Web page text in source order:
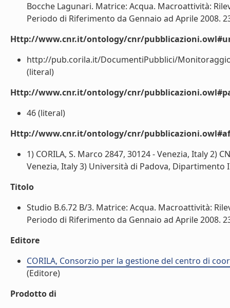
Bocche Lagunari. Matrice: Acqua. Macroattività:
Periodo di Riferimento da Gennaio ad Aprile 2008.
Http://www.cnr.it/ontology/cnr/
http://pub.corila.it/DocumentiPubblici/
(literal)
Http://www.cnr.it/ontology/cnr/
46 (literal)
Http://www.cnr.it/ontology/cnr/
1) CORILA, S. Marco 2847, 30124 - Venezia, Italy 2)
Venezia, Italy 3) Università di Padova, Dipartimento
Titolo
Studio B.6.72 B/3. Matrice: Acqua. Macroattività:
Periodo di Riferimento da Gennaio ad Aprile 2008.
Editore
CORILA, Consorzio per la gestione del centro di
(Editore)
Prodotto di